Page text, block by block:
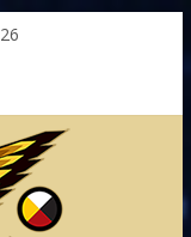
Espírito Ancestral
– Crescimento